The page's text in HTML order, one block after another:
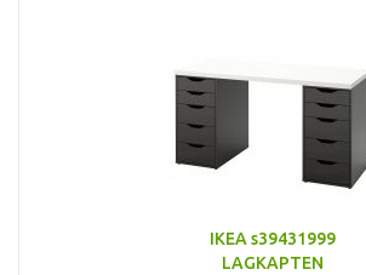
IKEA s39431999
LAGKAPTEN